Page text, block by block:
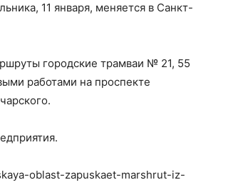
11 января, меняется в Санкт-
городские трамваи № 21, 55
работами на проспекте
oblast-zapuskaet-marshrut-iz-